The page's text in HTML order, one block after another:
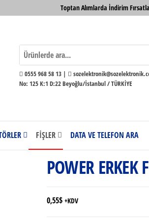
Toptan Alımlarda İndirim
0555 968 58 13 |
No: 125 K:1 D:22 Beyoğlu/İstanbul / TÜRKİYE
FİŞLER DATA VE TELEFON ARA
POWER ERKEK
0,55$ +KDV